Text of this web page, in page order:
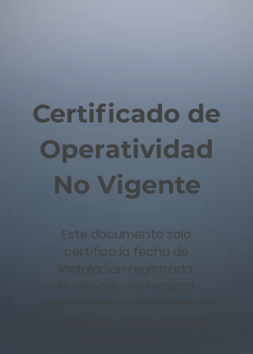
Certificado de
Operatividad
No Vigente
Este documento solo
certifica la fecha de
instalación registrada.
El vehículo no registra